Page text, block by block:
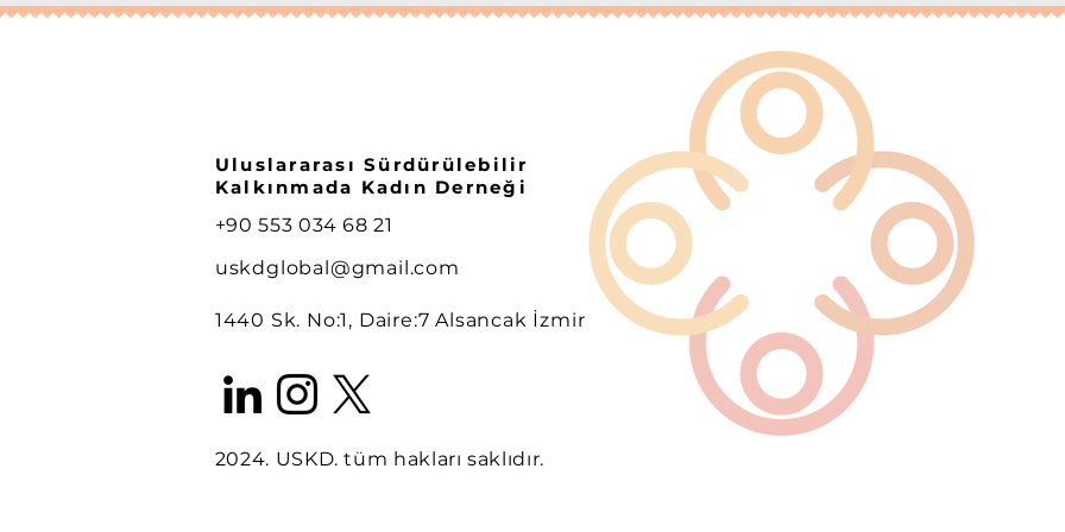
Uluslararası Sürdürülebilir
Kalkınmada Kadın Derneği
+90 553 034 68 21
uskdglobal@gmail.com
1440 Sk. No:1, Daire:7 Alsancak İzmir
2024. USKD. tüm hakları saklıdır.